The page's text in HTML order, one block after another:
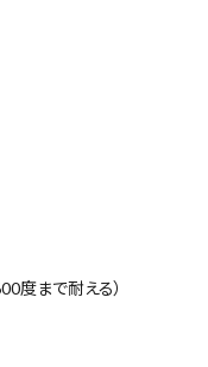
度まで耐える）